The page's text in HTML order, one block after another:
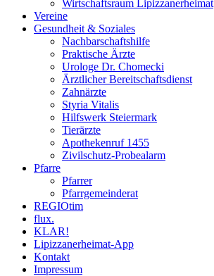
Wirtschaftsraum Lipizzanerheimat
Vereine
Gesundheit & Soziales
Nachbarschaftshilfe
Praktische Ärzte
Urologe Dr. Chomecki
Ärztlicher Bereitschaftsdienst
Zahnärzte
Styria Vitalis
Hilfswerk Steiermark
Tierärzte
Apothekenruf 1455
Zivilschutz-Probealarm
Pfarre
Pfarrer
Pfarrgemeinderat
REGIOtim
flux.
KLAR!
Lipizzanerheimat-App
Kontakt
Impressum